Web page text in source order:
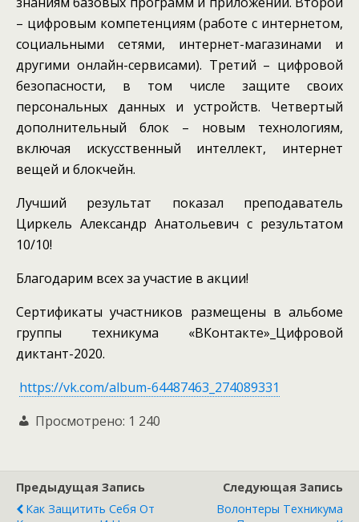
– цифровым компетенциям (работе с интернетом,
социальными сетями, интернет-магазинами и
другими онлайн-сервисами). Третий – цифровой
безопасности, в том числе защите своих
персональных данных и устройств. Четвертый
дополнительный блок – новым технологиям,
включая искусственный интеллект, интернет
вещей и блокчейн.
Лучший результат показал преподаватель
Циркель Александр Анатольевич с результатом
10/10!
Благодарим всех за участие в акции!
Сертификаты участников размещены в альбоме
группы техникума «ВКонтакте»_Цифровой
диктант-2020.
https://vk.com/album-64487463_274089331
Просмотрено: 1 240
Предыдущая Запись
Как Защитить Себя От
Следующая Запись
Волонтеры Техникума